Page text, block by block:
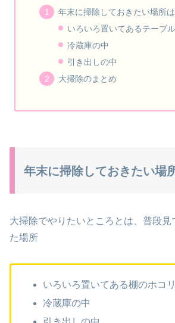
年末に掃除しておきたい場所は
いろいろ置いてあるテーブ
冷蔵庫の中
引き出しの中
大掃除のまとめ
年末に掃除しておきたい場
大掃除でやりたいところとは、普段見
た場所
いろいろ置いてある棚のホコリ
冷蔵庫の中